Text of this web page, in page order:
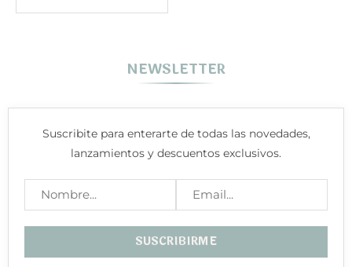
NEWSLETTER
Suscribite para enterarte de todas las novedades,
lanzamientos y descuentos exclusivos.